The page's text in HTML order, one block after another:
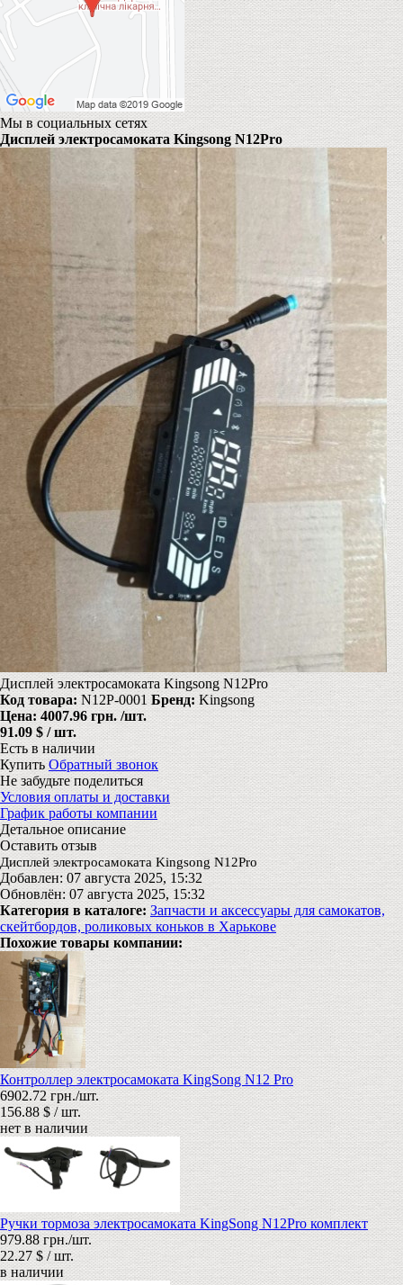
Мы в социальных сетях
Дисплей электросамоката Kingsong N12Pro
Дисплей электросамоката Kingsong N12Pro
Код товара:N12P-0001 Бренд: Kingsong
Цена:4007.96 грн./шт.
91.09 $ / шт.
Есть в наличии
Купить Обратный звонок
Не забудьте поделиться
Условия оплаты и доставки
График работы компании
Детальное описание
Оставить отзыв
Дисплей электросамоката Kingsong N12Pro
Добавлен: 07 августа 2025, 15:32
Обновлён: 07 августа 2025, 15:32
Категория в каталоге: Запчасти и аксессуары для самокатов,
скейтбордов, роликовых коньков в Харькове
Похожие товары компании:
Контроллер электросамоката KingSong N12 Pro
6902.72 грн./шт.
156.88 $ / шт.
нет в наличии
Ручки тормоза электросамоката KingSong N12Pro комплект
979.88 грн./шт.
22.27 $ / шт.
в наличии